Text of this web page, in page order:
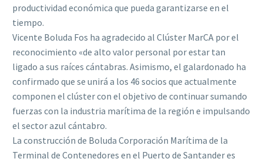
productividad económica que pueda garantizarse en el
tiempo.
Vicente Boluda Fos ha agradecido al Clúster MarCA por el
reconocimiento «de alto valor personal por estar tan
ligado a sus raíces cántabras. Asimismo, el galardonado ha
confirmado que se unirá a los 46 socios que actualmente
componen el clúster con el objetivo de continuar sumando
fuerzas con la industria marítima de la región e impulsando
el sector azul cántabro.
La construcción de Boluda Corporación Marítima de la
Terminal de Contenedores en el Puerto de Santander es